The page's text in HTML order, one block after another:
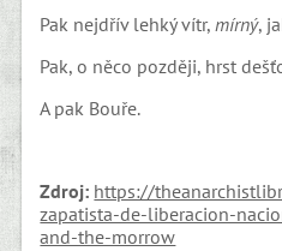
Pak nejdřív lehký vítr, mírný,
Pak, o něco později, hrst
A pak Bouře.
Zdroj: https://
zapatista-de-liberacion-
and-the-morrow